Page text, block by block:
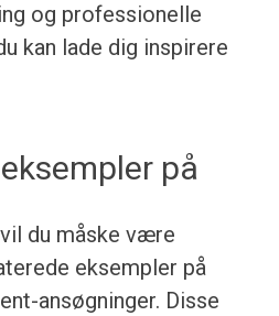
og professionelle
kan lade dig inspirere
på
du måske være
eksempler på
ansøgninger. Disse